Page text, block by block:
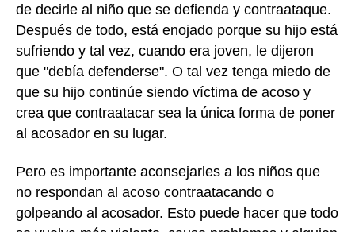
de decirle al niño que se defienda y contraataque.
Después de todo, está enojado porque su hijo está
sufriendo y tal vez, cuando era joven, le dijeron
que "debía defenderse". O tal vez tenga miedo de
que su hijo continúe siendo víctima de acoso y
crea que contraatacar sea la única forma de poner
al acosador en su lugar.
Pero es importante aconsejarles a los niños que
no respondan al acoso contraatacando o
golpeando al acosador. Esto puede hacer que todo